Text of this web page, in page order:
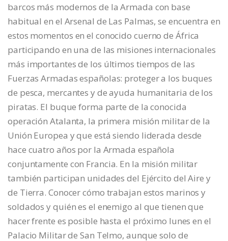
barcos más modernos de la Armada con base
habitual en el Arsenal de Las Palmas, se encuentra en
estos momentos en el conocido cuerno de África
participando en una de las misiones internacionales
más importantes de los últimos tiempos de las
Fuerzas Armadas españolas: proteger a los buques
de pesca, mercantes y de ayuda humanitaria de los
piratas. El buque forma parte de la conocida
operación Atalanta, la primera misión militar de la
Unión Europea y que está siendo liderada desde
hace cuatro años por la Armada española
conjuntamente con Francia. En la misión militar
también participan unidades del Ejército del Aire y
de Tierra. Conocer cómo trabajan estos marinos y
soldados y quién es el enemigo al que tienen que
hacer frente es posible hasta el próximo lunes en el
Palacio Militar de San Telmo, aunque solo de